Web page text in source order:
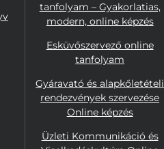
tanfolyam – Gyakorlatias,
modern, online képzés
Esküvőszervező online
tanfolyam
Gyáravató és alapkőletételi
rendezvények szervezése
Online képzés
Üzleti Kommunikáció és